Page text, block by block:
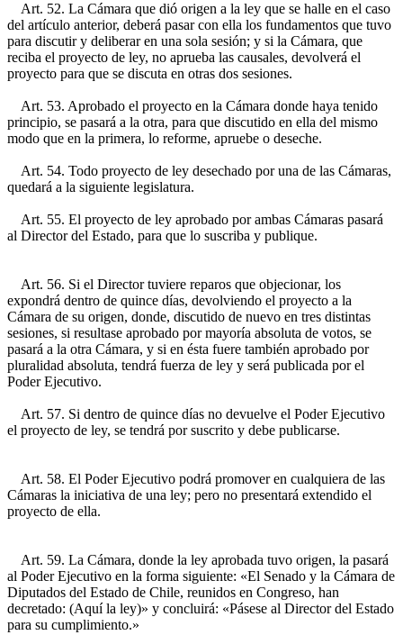
Art. 52. La Cámara que dió origen a la ley que se halle en el caso
del artículo anterior, deberá pasar con ella los fundamentos que tuvo
para discutir y deliberar en una sola sesión; y si la Cámara, que
reciba el proyecto de ley, no aprueba las causales, devolverá el
proyecto para que se discuta en otras dos sesiones.
Art. 53. Aprobado el proyecto en la Cámara donde haya tenido
principio, se pasará a la otra, para que discutido en ella del mismo
modo que en la primera, lo reforme, apruebe o deseche.
Art. 54. Todo proyecto de ley desechado por una de las Cámaras,
quedará a la siguiente legislatura.
Art. 55. El proyecto de ley aprobado por ambas Cámaras pasará
al Director del Estado, para que lo suscriba y publique.
Art. 56. Si el Director tuviere reparos que objecionar, los
expondrá dentro de quince días, devolviendo el proyecto a la
Cámara de su origen, donde, discutido de nuevo en tres distintas
sesiones, si resultase aprobado por mayoría absoluta de votos, se
pasará a la otra Cámara, y si en ésta fuere también aprobado por
pluralidad absoluta, tendrá fuerza de ley y será publicada por el
Poder Ejecutivo.
Art. 57. Si dentro de quince días no devuelve el Poder Ejecutivo
el proyecto de ley, se tendrá por suscrito y debe publicarse.
Art. 58. El Poder Ejecutivo podrá promover en cualquiera de las
Cámaras la iniciativa de una ley; pero no presentará extendido el
proyecto de ella.
Art. 59. La Cámara, donde la ley aprobada tuvo origen, la pasará
al Poder Ejecutivo en la forma siguiente: «El Senado y la Cámara de
Diputados del Estado de Chile, reunidos en Congreso, han
decretado: (Aquí la ley)» y concluirá: «Pásese al Director del Estado
para su cumplimiento.»